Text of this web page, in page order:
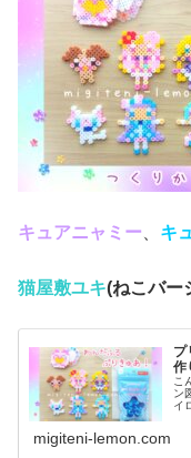
キュアニャミー キ
猫屋敷ユキ(ねこバー
プ
作
こ
ン
イ
migiteni-lemon.com